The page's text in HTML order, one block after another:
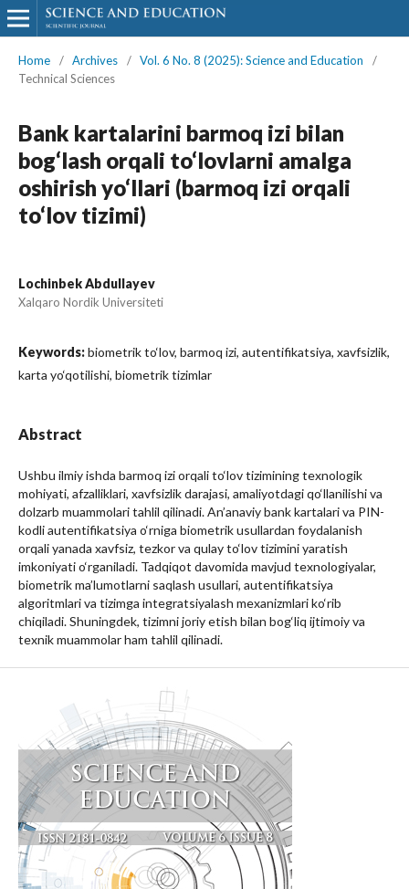
Home / Archives / Vol. 6 No. 8 (2025): Science and Education
/
Technical Sciences
Bank kartalarini barmoq izi bilan
bog‘lash orqali to‘lovlarni amalga
oshirish yo‘llari (barmoq izi orqali
to‘lov tizimi)
Lochinbek Abdullayev
Xalqaro Nordik Universiteti
Keywords:biometrik to‘lov, barmoq izi, autentifikatsiya, xavfsizlik,
karta yo‘qotilishi, biometrik tizimlar
Abstract
Ushbu ilmiy ishda barmoq izi orqali to‘lov tizimining texnologik
mohiyati, afzalliklari, xavfsizlik darajasi, amaliyotdagi qo‘llanilishi va
dolzarb muammolari tahlil qilinadi. An’anaviy bank kartalari va PIN-
kodli autentifikatsiya o‘rniga biometrik usullardan foydalanish
orqali yanada xavfsiz, tezkor va qulay to‘lov tizimini yaratish
imkoniyati o‘rganiladi. Tadqiqot davomida mavjud texnologiyalar,
biometrik ma’lumotlarni saqlash usullari, autentifikatsiya
algoritmlari va tizimga integratsiyalash mexanizmlari ko‘rib
chiqiladi. Shuningdek, tizimni joriy etish bilan bog‘liq ijtimoiy va
texnik muammolar ham tahlil qilinadi.